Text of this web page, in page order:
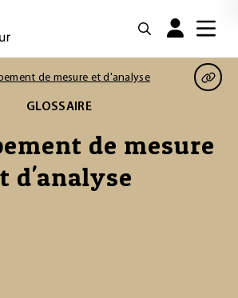
de mesure et d'analyse
GLOSSAIRE
de mesure
d'analyse